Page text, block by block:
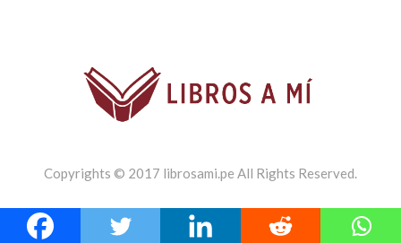
Copyrights © 2017 librosami.pe All Rights Reserved.